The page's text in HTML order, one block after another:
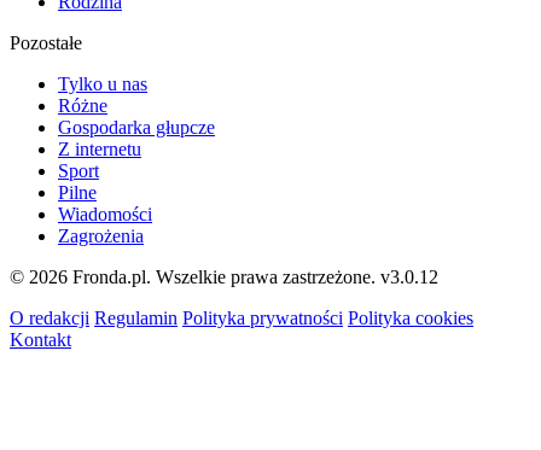
Pozostałe
Tylko u nas
Różne
Gospodarka głupcze
Z internetu
Sport
Pilne
Wiadomości
Zagrożenia
© 2026 Fronda.pl. Wszelkie prawa zastrzeżone. v3.0.12
O redakcji Regulamin Polityka prywatności Polityka cookies
Kontakt